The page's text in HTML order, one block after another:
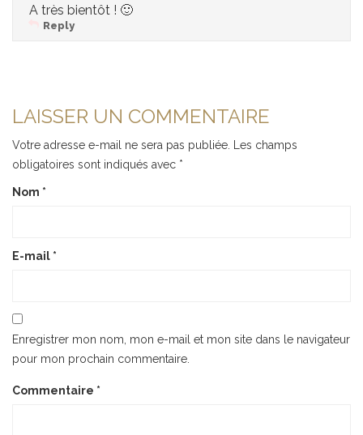
A très bientôt ! 🙂
Reply
LAISSER UN COMMENTAIRE
Votre adresse e-mail ne sera pas publiée.
Les champs
obligatoires sont indiqués avec *
Nom *
E-mail *
Enregistrer mon nom, mon e-mail et mon site dans le navigateur
pour mon prochain commentaire.
Commentaire *